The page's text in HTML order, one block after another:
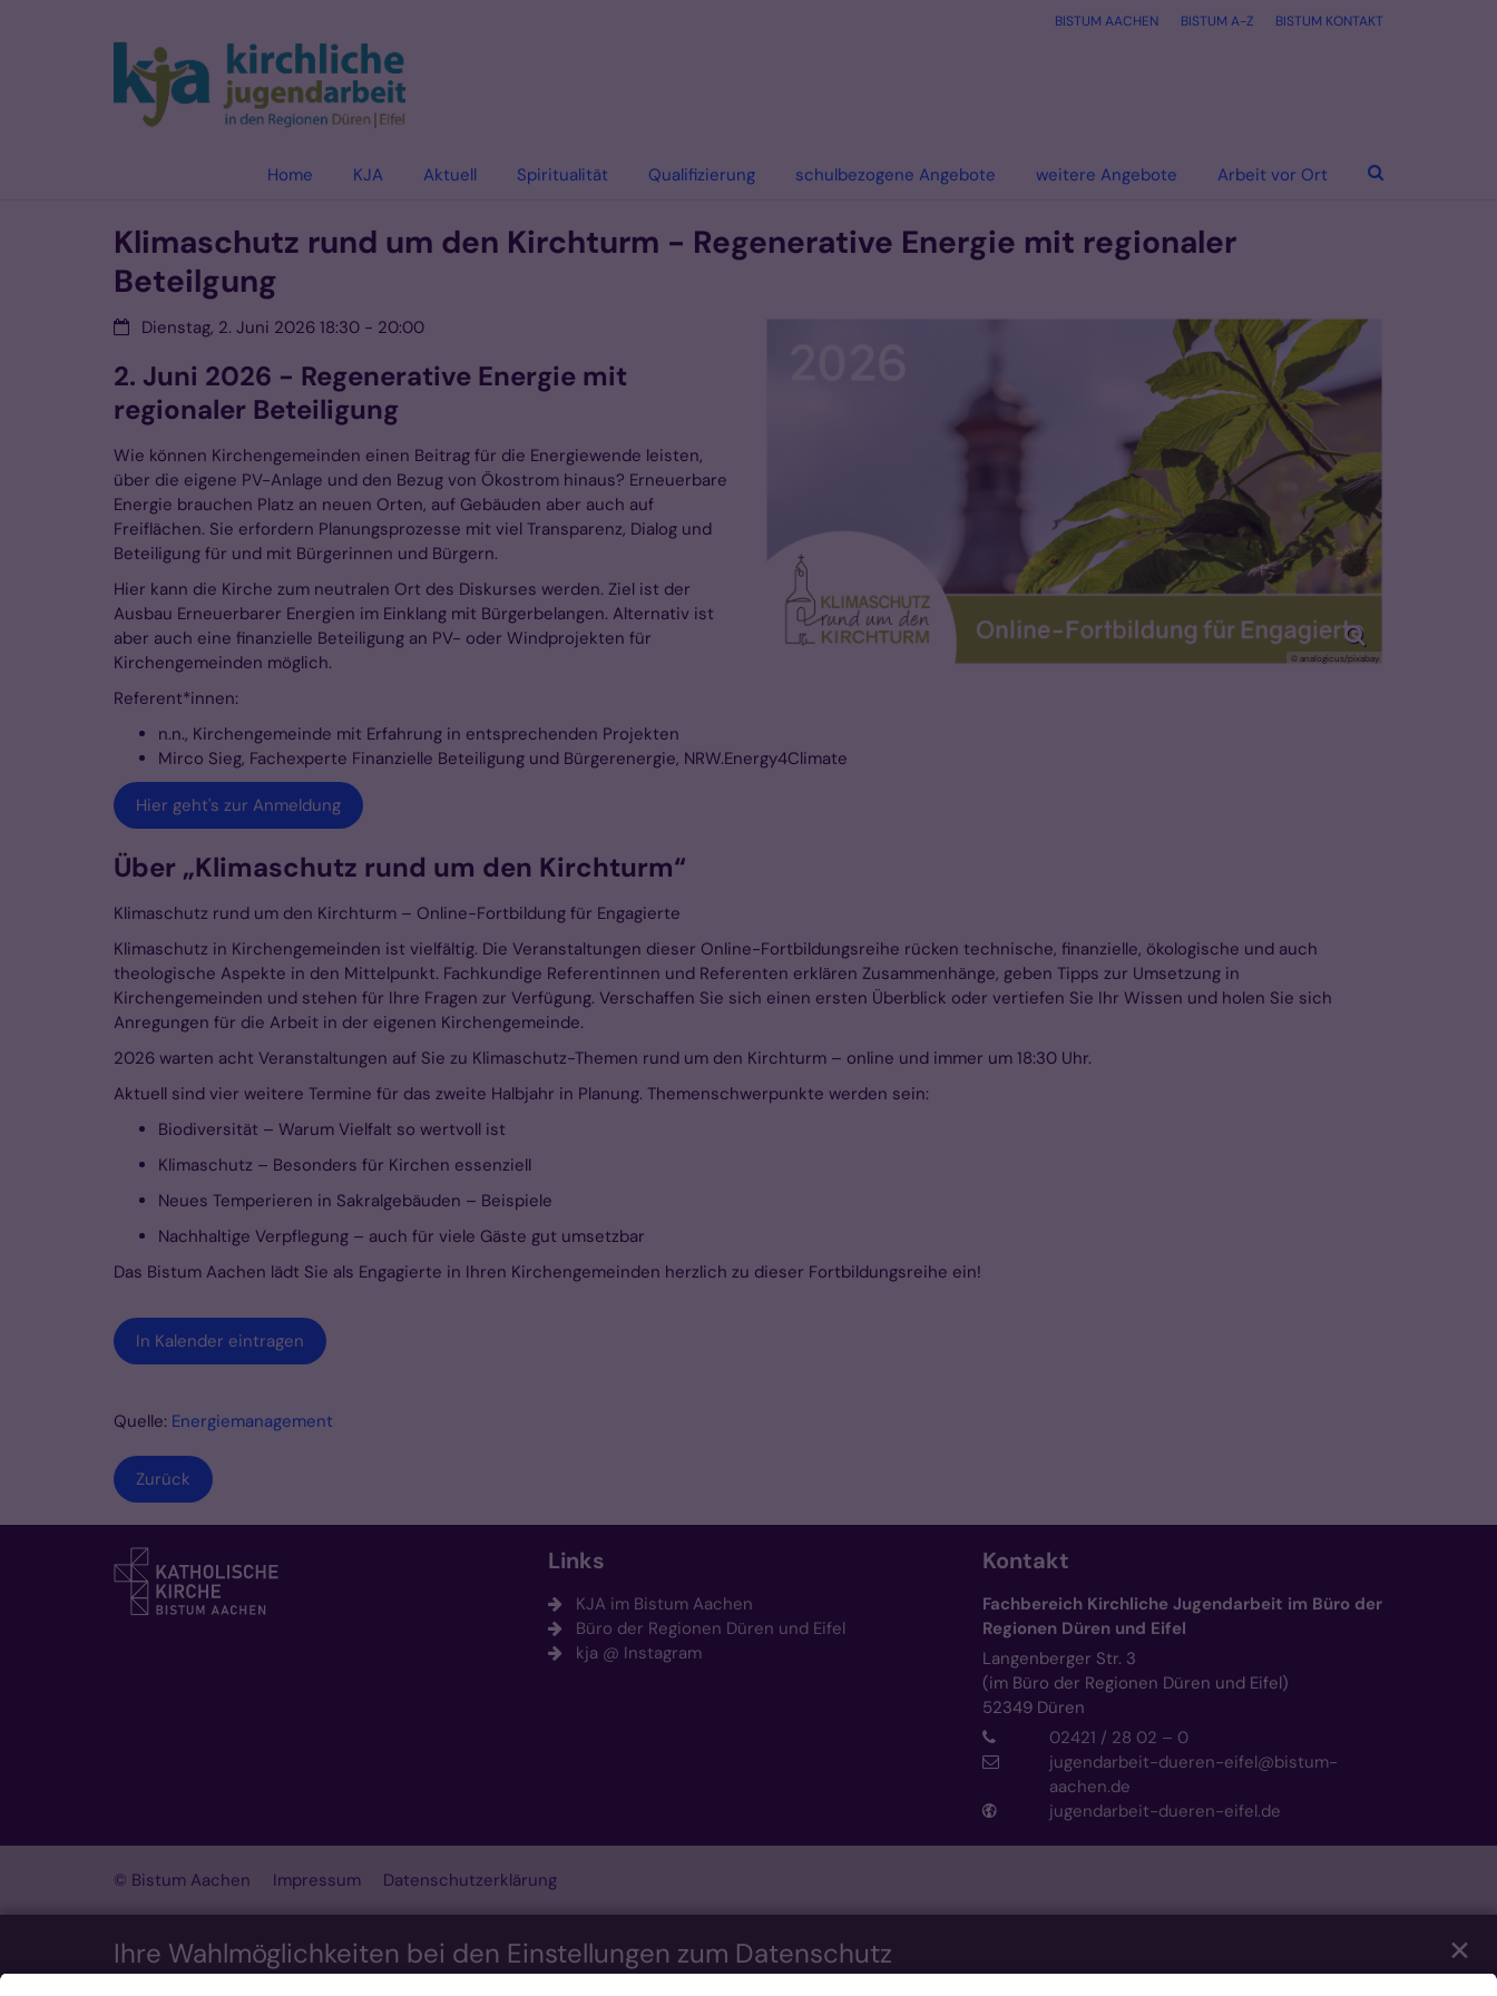
Ihre Wahlmöglichkeiten bei den Einstellungen zum Datenschutz ✕
BISTUM AACHEN BISTUM A-Z BISTUM KONTAKT
Home KJA Aktuell Spiritualität Qualifizierung schulbezogene Angebote weitere Angebote Arbeit vor Ort
Klimaschutz rund um den Kirchturm - Regenerative Energie mit regionaler
Beteilgung
© analogicus/pixabay
Datum:Dienstag, 2. Juni 2026 18:30 - 20:00
2. Juni 2026 - Regenerative Energie mit
regionaler Beteiligung
Wie können Kirchengemeinden einen Beitrag für die Energiewende leisten,
über die eigene PV-Anlage und den Bezug von Ökostrom hinaus? Erneuerbare
Energie brauchen Platz an neuen Orten, auf Gebäuden aber auch auf
Freiflächen. Sie erfordern Planungsprozesse mit viel Transparenz, Dialog und
Beteiligung für und mit Bürgerinnen und Bürgern.
Hier kann die Kirche zum neutralen Ort des Diskurses werden. Ziel ist der
Ausbau Erneuerbarer Energien im Einklang mit Bürgerbelangen. Alternativ ist
aber auch eine finanzielle Beteiligung an PV- oder Windprojekten für
Kirchengemeinden möglich.
Referent*innen:
n.n., Kirchengemeinde mit Erfahrung in entsprechenden Projekten
Mirco Sieg, Fachexperte Finanzielle Beteiligung und Bürgerenergie, NRW.Energy4Climate
Hier geht's zur Anmeldung
Über „Klimaschutz rund um den Kirchturm“
Klimaschutz rund um den Kirchturm – Online-Fortbildung für Engagierte
Klimaschutz in Kirchengemeinden ist vielfältig. Die Veranstaltungen dieser Online-Fortbildungsreihe rücken technische, finanzielle, ökologische und auch
theologische Aspekte in den Mittelpunkt. Fachkundige Referentinnen und Referenten erklären Zusammenhänge, geben Tipps zur Umsetzung in
Kirchengemeinden und stehen für Ihre Fragen zur Verfügung. Verschaffen Sie sich einen ersten Überblick oder vertiefen Sie Ihr Wissen und holen Sie sich
Anregungen für die Arbeit in der eigenen Kirchengemeinde.
2026 warten acht Veranstaltungen auf Sie zu Klimaschutz-Themen rund um den Kirchturm – online und immer um 18:30 Uhr.
Aktuell sind vier weitere Termine für das zweite Halbjahr in Planung. Themenschwerpunkte werden sein:
Biodiversität – Warum Vielfalt so wertvoll ist
Klimaschutz – Besonders für Kirchen essenziell
Neues Temperieren in Sakralgebäuden – Beispiele
Nachhaltige Verpflegung – auch für viele Gäste gut umsetzbar
Das Bistum Aachen lädt Sie als Engagierte in Ihren Kirchengemeinden herzlich zu dieser Fortbildungsreihe ein!
In Kalender eintragen
Quelle: Energiemanagement
Zurück
Links
KJA im Bistum Aachen
Büro der Regionen Düren und Eifel
kja @ Instagram
Kontakt
Fachbereich Kirchliche Jugendarbeit im Büro der
Regionen Düren und Eifel
Langenberger Str. 3
(im Büro der Regionen Düren und Eifel)
52349 Düren
02421 / 28 02 – 0
jugendarbeit-dueren-eifel@bistum-
aachen.de
jugendarbeit-dueren-eifel.de
© Bistum Aachen Impressum Datenschutzerklärung